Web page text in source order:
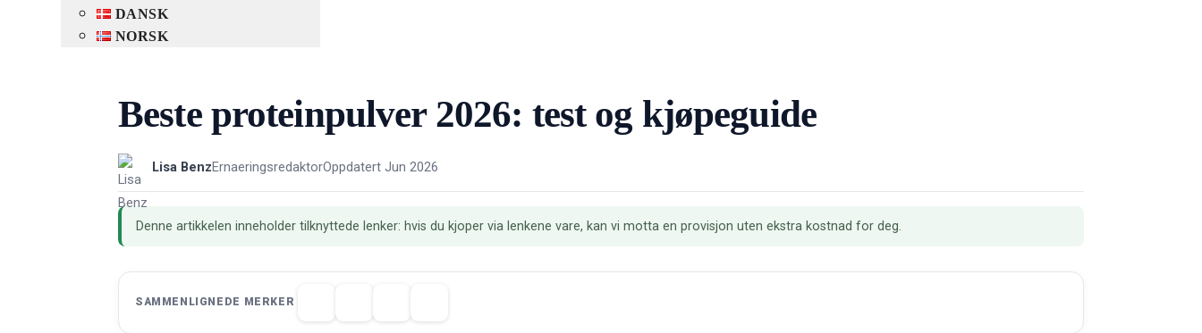
DANSK
NORSK
Beste proteinpulver 2026: test og kjøpeguide
Lisa BenzErnaeringsredaktorOppdatert Jun 2026
Denne artikkelen inneholder tilknyttede lenker: hvis du kjoper via lenkene vare, kan vi motta en provisjon uten ekstra kostnad for deg.
SAMMENLIGNEDE MERKER